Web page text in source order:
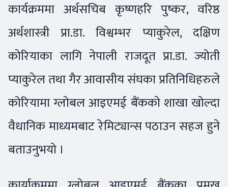
कार्यक्रममा अर्थसचिब कृष्णहरि पुष्कर, वरिष्ठ
अर्थशास्त्री प्रा.डा. विश्वम्भर प्याकुरेल, दक्षिण
कोरियाका लागि नेपाली राजदूत प्रा.डा. ज्योती
प्याकुरेल तथा गैर आवासीय संघका प्रतिनिधिहरुले
कोरियामा ग्लोबल आइएमई बैंकको शाखा खोल्दा
वैधानिक माध्यमबाट रेमिट्यान्स पठाउन सहज हुने
बताउनुभयो ।